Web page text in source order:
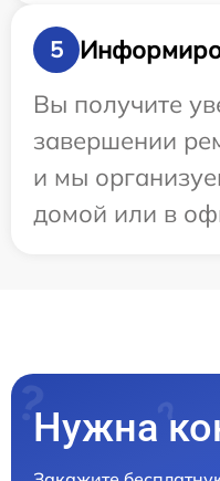
5
Вы получите
завершении
и мы
домой или в
Нужна